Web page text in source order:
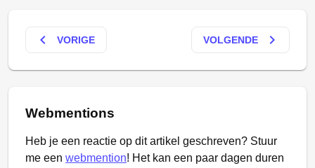
keyboard_arrow_left VORIGE VOLGENDE keyboard_arrow_right
Webmentions
Heb je een reactie op dit artikel geschreven? Stuur
me een webmention! Het kan een paar dagen duren